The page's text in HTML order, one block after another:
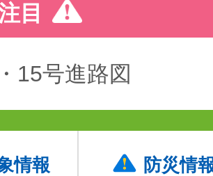
目
15号進路図
情報 防災情